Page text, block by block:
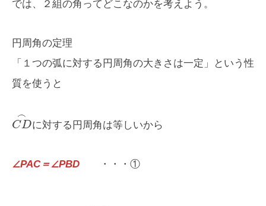
では、２組の角ってどこなのかを考えよう。
円周角の定理
「１つの弧に対する円周角の大きさは一定」という性
質を使うと
CD
⌢
に対する円周角は等しいから
∠PAC＝∠PBD ・・・①